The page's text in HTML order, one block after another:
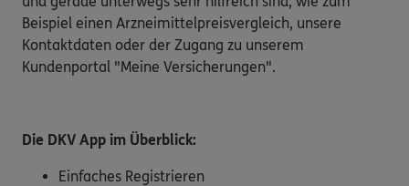
Beispiel einen Arzneimittelpreisvergleich, unsere
Kontaktdaten oder der Zugang zu unserem
Kundenportal "Meine Versicherungen".
Die DKV App im Überblick:
Einfaches Registrieren